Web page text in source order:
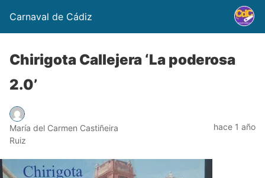
Carnaval de Cádiz
Chirigota Callejera ‘La poderosa
2.0’
María del Carmen Castiñeira
Ruiz
hace 1 año